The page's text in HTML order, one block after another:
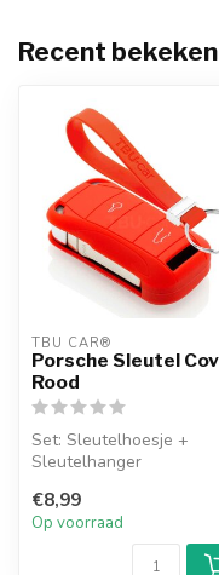
Recent bekeken
TBU CAR®
Porsche Sleutel
Rood
Set: Sleutelhoesje +
Sleutelhanger
€8,99
Op voorraad